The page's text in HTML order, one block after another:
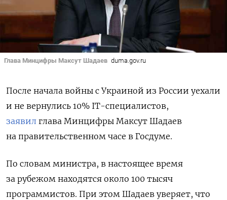
Глава Минцифры Максут Шадаев duma.gov.ru
После начала войны с Украиной из России уехали
и не вернулись 10% IT-специалистов,
заявил глава Минцифры Максут Шадаев
на правительственном часе в Госдуме.
По словам министра, в настоящее время
за рубежом находятся около 100 тысяч
программистов. При этом Шадаев уверяет, что